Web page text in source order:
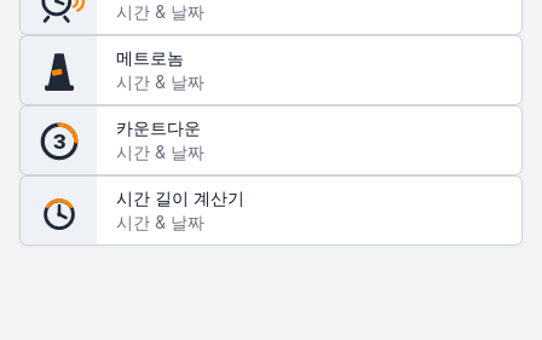
시간 & 날짜
메트로놈
시간 & 날짜
3
카운트다운
시간 & 날짜
시간 길이 계산기
시간 & 날짜